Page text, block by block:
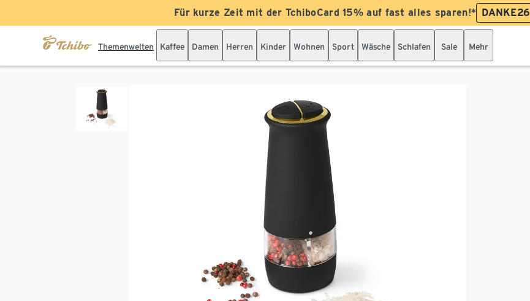
Für kurze Zeit mit der TchiboCard 15% auf fast alles sparen!* DANKE26
Themenwelten Kaffee Damen Herren Kinder Wohnen Sport Wäsche Schlafen Sale Mehr